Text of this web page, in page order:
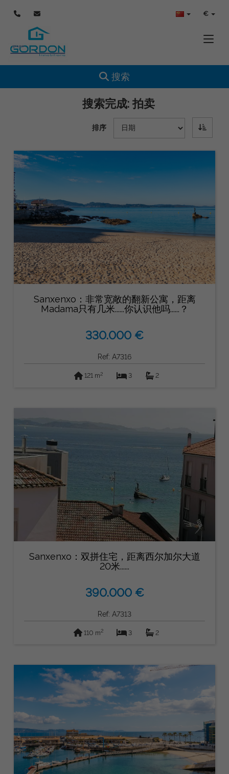
€
Toggle navigation
搜索
搜索完成:拍卖
排序
Sanxenxo：非常宽敞的翻新公寓，距离
Madama只有几米......你认识他吗......？
330.000 €
Ref: A7316
121 m2 3 2
Sanxenxo：双拼住宅，距离西尔加尔大道
20米......
390.000 €
Ref: A7313
110 m2 3 2